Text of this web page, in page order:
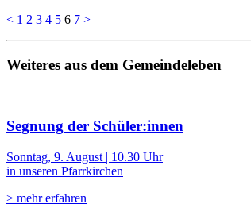
< 1 2 3 4 5 6 7 >
Weiteres aus dem Gemeindeleben
Segnung der Schüler:innen
Sonntag, 9. August | 10.30 Uhr
in unseren Pfarrkirchen
> mehr erfahren